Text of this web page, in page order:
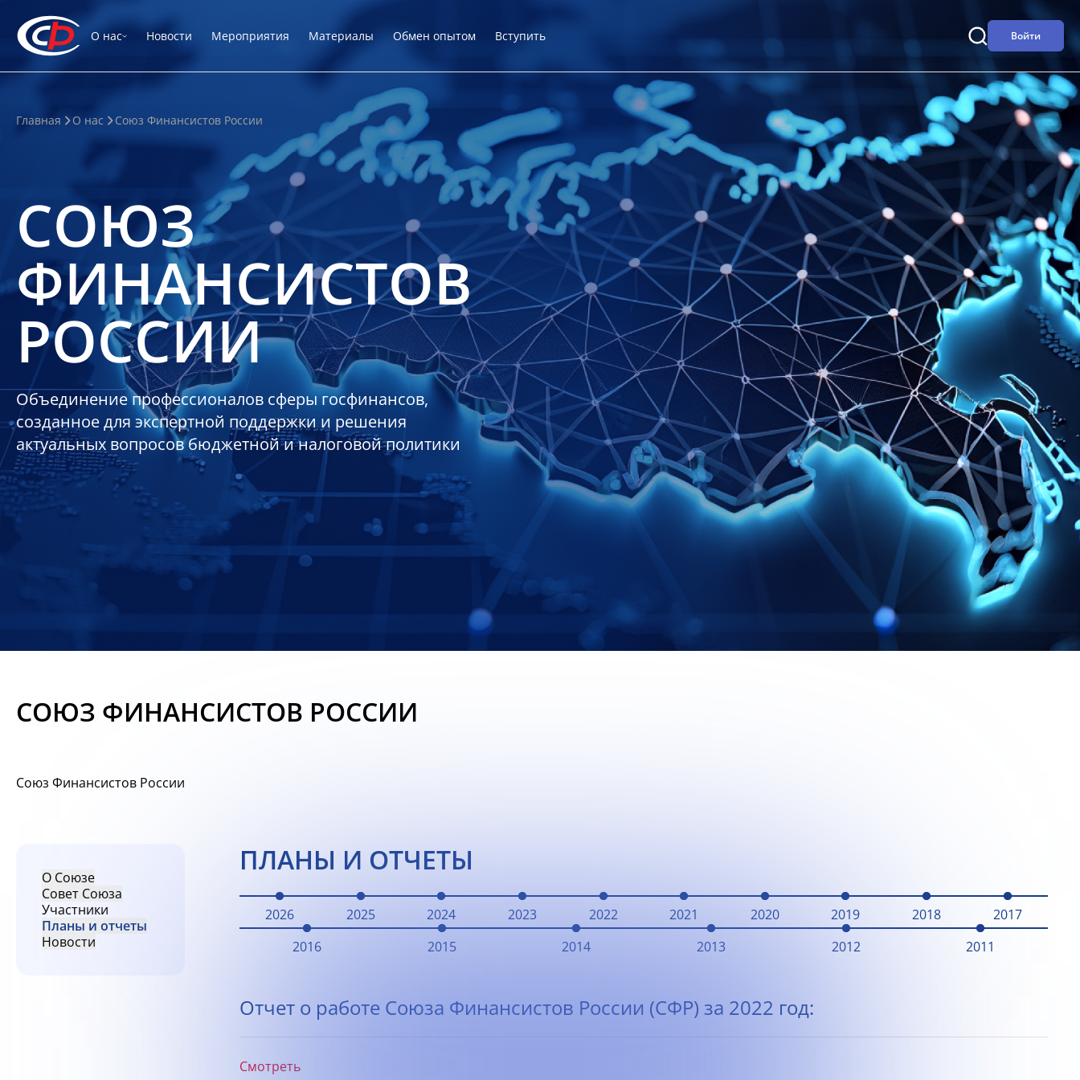
О нас Новости Мероприятия Материалы Обмен опытом Вступить Войти
Главная О нас Союз Финансистов России
СОЮЗ
ФИНАНСИСТОВ
РОССИИ
Объединение профессионалов сферы госфинансов,
созданное для экспертной поддержки и решения
актуальных вопросов бюджетной и налоговой политики
СОЮЗ ФИНАНСИСТОВ РОССИИ
Союз Финансистов России
О Союзе
Совет Союза
Участники
Планы и отчеты
Новости
ПЛАНЫ И ОТЧЕТЫ
2026 2025 2024 2023 2022 2021 2020 2019 2018
2017
2016
2015 2014 2013 2012 2011
Отчет о работе Союза Финансистов России (СФР) за 2022 год:
Смотреть